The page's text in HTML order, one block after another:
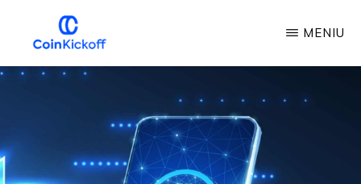
conținutul
LOVITURA
MENIU